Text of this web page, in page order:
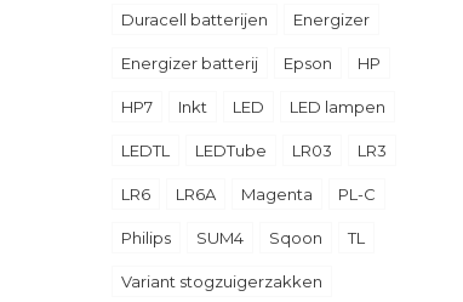
Duracell batterijen Energizer
Energizer batterij Epson HP
HP7 Inkt LED LED lampen
LEDTL LEDTube LR03 LR3
LR6 LR6A Magenta PL-C
Philips SUM4 Sqoon TL
Variant stogzuigerzakken